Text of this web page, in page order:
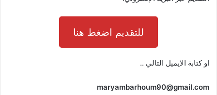
للتقديم اضغط هنا
او كتابة الايميل التالي ..
maryambarhoum90@gmail.com